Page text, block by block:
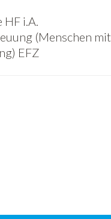
HF i.A.
(Menschen mit
EFZ